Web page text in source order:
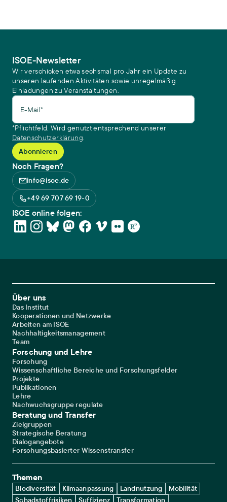
ISOE-Newsletter
Wir verschicken etwa sechsmal pro Jahr ein Update zu
unseren laufenden Aktivitäten sowie unregelmäßig
Einladungen zu Veranstaltungen.
E-Mail*
*Pflichtfeld. Wird genutzt entsprechend unserer
Datenschutzerklärung.
Noch Fragen?
info@isoe.de
+49 69 707 69 19-0
ISOE online folgen:
Footer Main Navigation
Über uns
Das Institut
Kooperationen und Netzwerke
Arbeiten am ISOE
Nachhaltigkeitsmanagement
Team
Forschung und Lehre
Forschung
Wissenschaftliche Bereiche und Forschungsfelder
Projekte
Publikationen
Lehre
Nachwuchsgruppe regulate
Beratung und Transfer
Zielgruppen
Strategische Beratung
Dialogangebote
Forschungsbasierter Wissenstransfer
Themen
Biodiversität Klimaanpassung Landnutzung
Mobilität
Schadstoffrisiken
Suffizienz Transformation